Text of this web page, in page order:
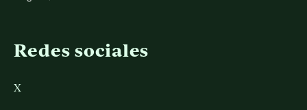
Redes sociales
X